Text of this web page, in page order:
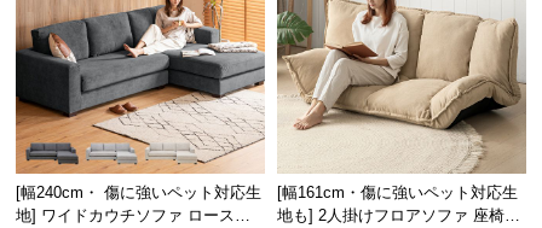
会
員
約
つ
い
て
[幅240cm・ 傷に強いペット対応生
地] ワイドカウチソファ ロースタ
[幅161cm・傷に強いペット対応生
地も] 2人掛けフロアソファ 座椅子